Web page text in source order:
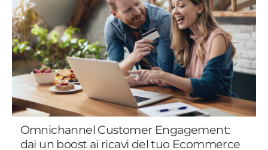
Omnichannel Customer Engagement:
dai un boost ai ricavi del tuo Ecommerce